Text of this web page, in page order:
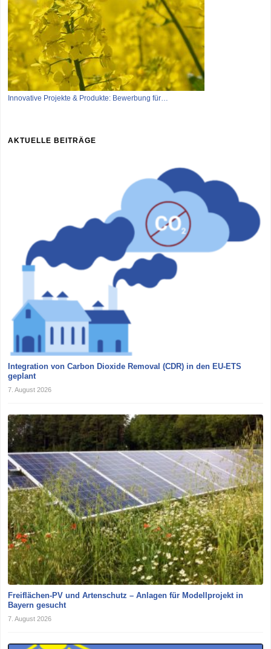
Innovative Projekte & Produkte: Bewerbung für…
AKTUELLE BEITRÄGE
Integration von Carbon Dioxide Removal (CDR) in den EU-ETS
geplant
7. August 2026
Freiflächen-PV und Artenschutz – Anlagen für Modellprojekt in
Bayern gesucht
7. August 2026